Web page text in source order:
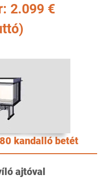
2.099 €
kandalló betét
ajtóval